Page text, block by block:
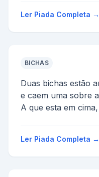
Ler Piada Completa →
BICHAS
Duas bichas estão
e caem uma sobre
A que esta em
Ler Piada Completa →